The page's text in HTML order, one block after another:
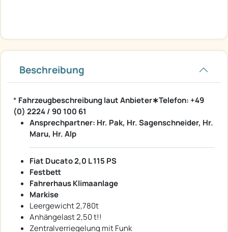
Beschreibung
* Fahrzeugbeschreibung laut Anbieter∗Telefon: +49
(0) 2224 / 90 100 61
Ansprechpartner: Hr. Pak, Hr. Sagenschneider, Hr.
Maru, Hr. Alp
Fiat Ducato 2,0 L 115 PS
Festbett
Fahrerhaus Klimaanlage
Markise
Leergewicht 2,780t
Anhängelast 2,50 t!!
Zentralverriegelung mit Funk